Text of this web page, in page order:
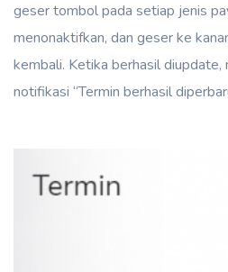
geser tombol pada setiap jenis
menonaktifkan, dan geser ke
kembali. Ketika berhasil diupdate,
notifikasi “Termin berhasil